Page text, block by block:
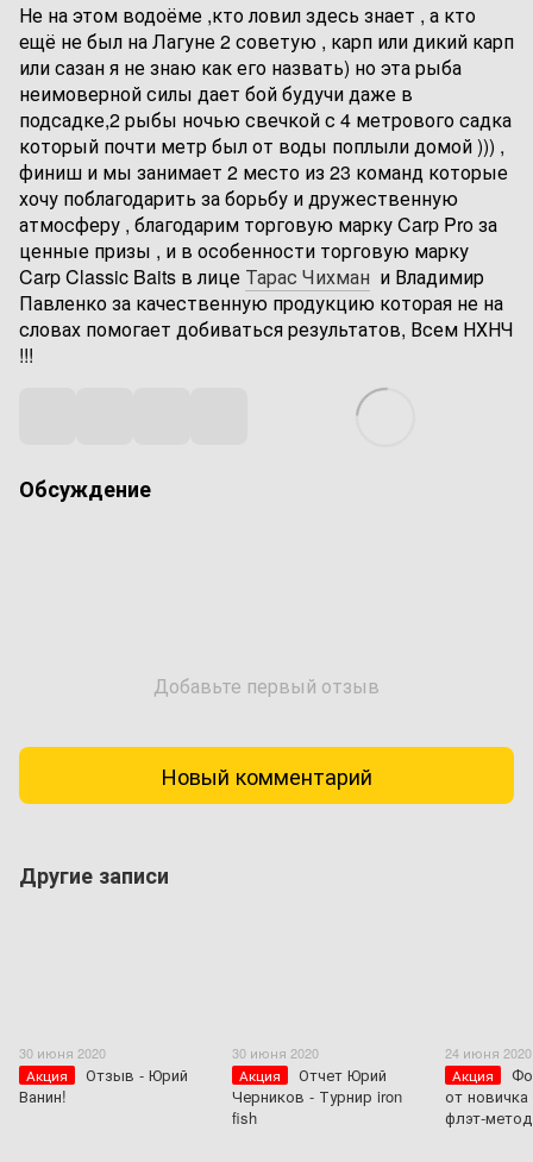
Не на этом водоёме ,кто ловил здесь знает , а кто
ещё не был на Лагуне 2 советую , карп или дикий карп
или сазан я не знаю как его назвать) но эта рыба
неимоверной силы дает бой будучи даже в
подсадке,2 рыбы ночью свечкой с 4 метрового садка
который почти метр был от воды поплыли домой ))) ,
финиш и мы занимает 2 место из 23 команд которые
хочу поблагодарить за борьбу и дружественную
атмосферу , благодарим торговую марку Carp Pro за
ценные призы , и в особенности торговую марку
Carp Classic Baits в лице Тарас Чихман и Владимир
Павленко за качественную продукцию которая не на
словах помогает добиваться результатов, Всем НХНЧ
!!!
Обсуждение
Добавьте первый отзыв
Новый комментарий
Другие записи
30 июня 2020
Акция
Отзыв - Юрий
Ванин!
30 июня 2020
Акция
Отчет Юрий
Черников - Турнир iron
fish
24 июня 2020
Акция
от
флэт-